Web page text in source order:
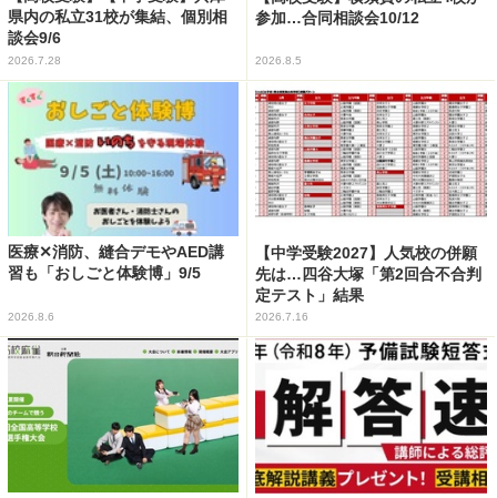
県内の私立31校が集結、個別相
談会9/6
2026.7.28
参加…合同相談会10/12
2026.8.5
医療✕消防、縫合デモやAED講
習も「おしごと体験博」9/5
2026.8.6
【中学受験2027】人気校の併願
先は…四谷大塚「第2回合不合判
定テスト」結果
2026.7.16